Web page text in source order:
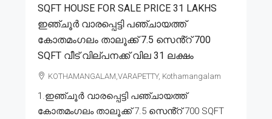
SQFT HOUSE FOR SALE PRICE 31 LAKHS
ഇഞ്ചൂർ വാരപ്പെട്ടി പഞ്ചായത്ത്
കോതമംഗലം താലൂക്ക് 7.5 സെൻ്റ് 700
SQFT വീട് വില്പനക്ക് വില 31 ലക്ഷം
KOTHAMANGALAM,VARAPETTY, Kothamangalam
1.ഇഞ്ചൂർ വാരപ്പെട്ടി പഞ്ചായത്ത്
കോതമംഗലം താലൂക്ക് 7.5 സെൻ്റ് 700 SQFT